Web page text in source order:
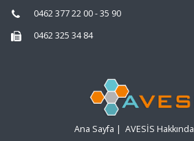
0462 377 22 00 - 35 90
0462 325 34 84
Ana Sayfa | AVESİS Hakkında